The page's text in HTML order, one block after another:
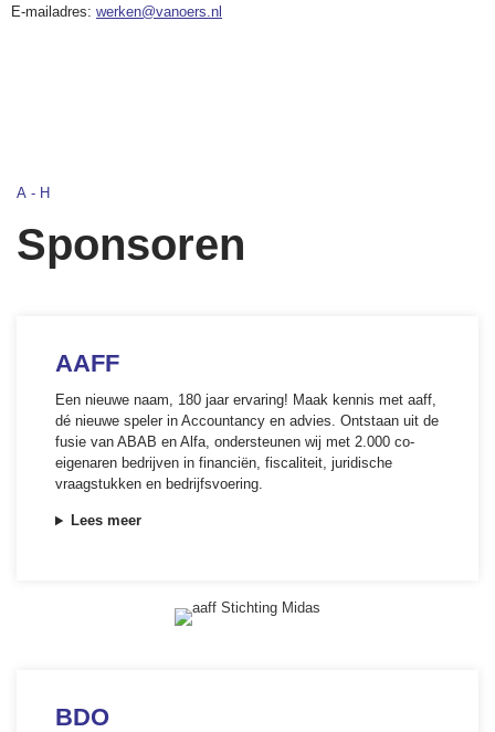
E-mailadres: werken@vanoers.nl
A-H
Sponsoren
AAFF
Een nieuwe naam, 180 jaar ervaring! Maak kennis met aaff,
dé nieuwe speler in Accountancy en advies. Ontstaan uit de
fusie van ABAB en Alfa, ondersteunen wij met 2.000 co-
eigenaren bedrijven in financiën, fiscaliteit, juridische
vraagstukken en bedrijfsvoering.
Lees meer
BDO